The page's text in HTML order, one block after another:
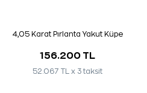
4,05 Karat Pırlanta Yakut Küpe
156.200 TL
52.067 TL x 3 taksit